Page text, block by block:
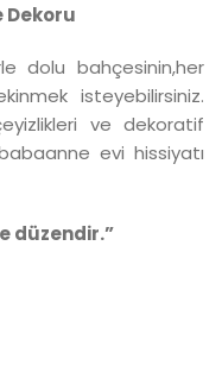
Dekoru
dolu bahçesinin,her
isteyebilirsiniz.
ve dekoratif
evi hissiyatı
düzendir.”